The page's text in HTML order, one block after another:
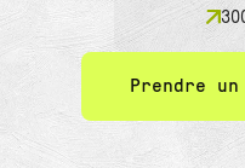
Prendre